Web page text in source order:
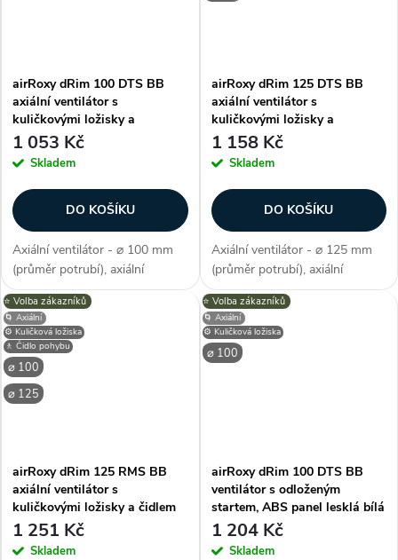
airRoxy dRim 100 DTS BB
axiální ventilátor s
kuličkovými ložisky a
odloženým startem
1 053 Kč
Skladem
DO KOŠÍKU
Axiální ventilátor - ⌀ 100 mm
(průměr potrubí), axiální
konstrukce, průtok vzduchu 93
m3/h, příkon 8 W, napětí 230 V,
krytí IP X2, hlučnost 26 dB/A,
max. provozní teplota max....
airRoxy dRim 125 DTS BB
axiální ventilátor s
kuličkovými ložisky a
odloženým startem
1 158 Kč
Skladem
DO KOŠÍKU
Axiální ventilátor - ⌀ 125 mm
(průměr potrubí), axiální
konstrukce, průtok vzduchu
140 m3/h, příkon 10 W, napětí
230 V, krytí IP X2, hlučnost 34
dB/A, max. provozní teplota
max....
⚙️ Kuličková ložiska
🚶 Čidlo pohybu
⌀ 100
⌀ 125
⭐️ Volba zákazníků
🌀 Axiální
airRoxy dRim 125 RMS BB
axiální ventilátor s
kuličkovými ložisky a čidlem
pohybu
1 251 Kč
Skladem
⚙️ Kuličková ložiska
⌀ 100
⭐️ Volba zákazníků
🌀 Axiální
airRoxy dRim 100 DTS BB
ventilátor s odloženým
startem, ABS panel lesklá bílá
1 204 Kč
Skladem